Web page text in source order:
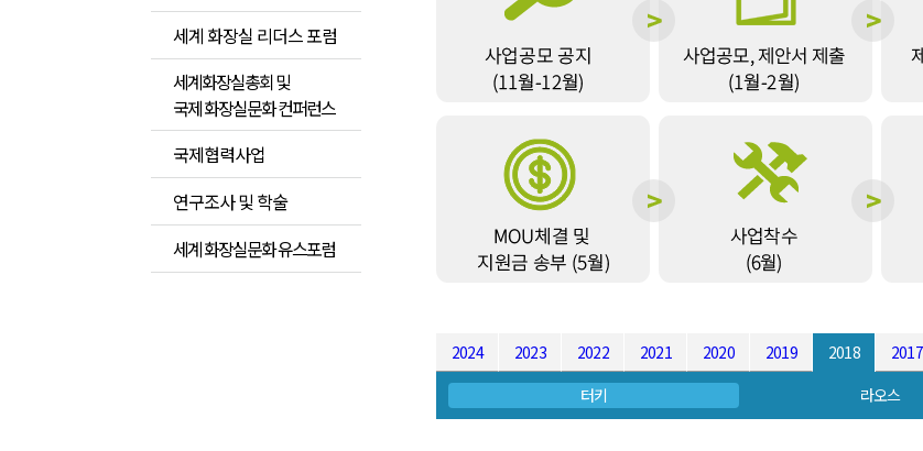
세계 화장실 리더스 포럼
세계화장실총회 및
국제 화장실문화 컨퍼런스
국제협력사업
연구조사 및 학술
세계 화장실문화 유스포럼
2024 2023 2022 2021 2020 2019 2018 2017
터키
라오스